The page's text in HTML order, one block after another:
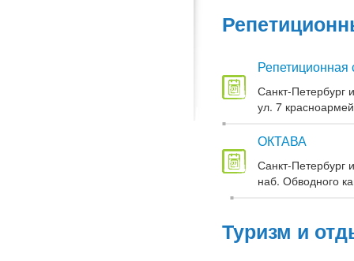
Репетиционная
Санкт-Петербург
ул. 7
ОКТАВА
Санкт-Петербург
наб. Обводного
Туризм и